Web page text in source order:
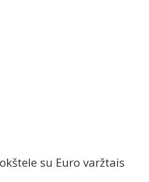
su Euro varžtais